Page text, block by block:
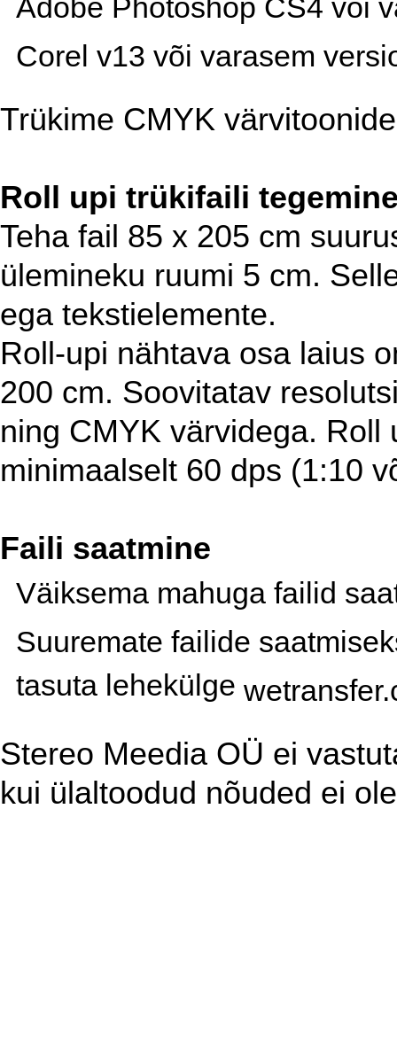
Adobe Photoshop CS4 või
Corel v13 või varasem
Trükime CMYK
Roll upi trükifaili
Teha fail 85 x 205 cm
ülemineku ruumi 5 cm.
ega tekstielemente.
Roll-upi nähtava osa laius
200 cm. Soovitatav
ning CMYK värvidega.
minimaalselt 60 dps (1:10
Faili saatmine
Väiksema mahuga failid
Suuremate failide
tasuta lehekülge
Stereo Meedia OÜ ei
kui ülaltoodud nõuded ei